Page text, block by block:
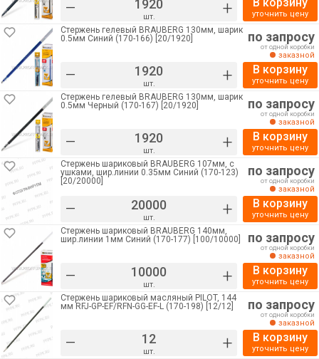
– шт. + уточнить цену
Стержень гелевый BRAUBERG 130мм, шарик
0.5мм Синий (170-166) [20/1920]
– шт. +
по запросу
от одной коробки
заказной
В корзину
уточнить цену
Стержень гелевый BRAUBERG 130мм, шарик
0.5мм Черный (170-167) [20/1920]
– шт. +
по запросу
от одной коробки
заказной
В корзину
уточнить цену
Стержень шариковый BRAUBERG 107мм, с
ушками, шир.линии 0.35мм Синий (170-123)
[20/20000]
– шт. +
по запросу
от одной коробки
заказной
В корзину
уточнить цену
Стержень шариковый BRAUBERG 140мм,
шир.линии 1мм Синий (170-177) [100/10000]
– шт. +
по запросу
от одной коробки
заказной
В корзину
уточнить цену
Стержень шариковый масляный PILOT, 144
мм RFJ-GP-ЕF/RFN-GG-EF-L (170-198) [12/12]
– шт. +
по запросу
от одной коробки
заказной
В корзину
уточнить цену